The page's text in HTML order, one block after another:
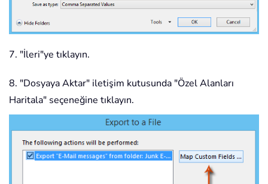
7. "İleri"ye tıklayın.
8. "Dosyaya Aktar" iletişim kutusunda "Özel Alanları
Haritala" seçeneğine tıklayın.